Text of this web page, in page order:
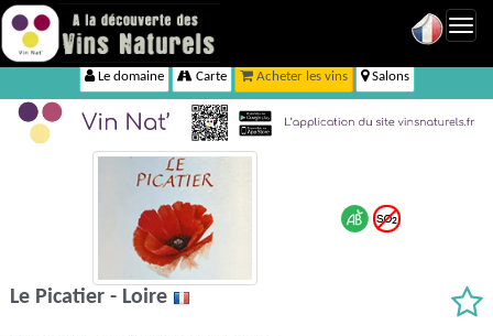
Le domaine Carte Acheter les vins Salons
Le Picatier - Loire